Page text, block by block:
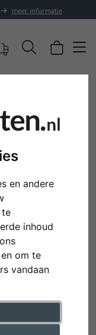
en andere
te
inhoud
om te
vandaan
meer informatie